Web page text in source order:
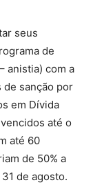
seus
de
anistia) com a
de sanção por
em Dívida
até o
até 60
de 50% a
de agosto.